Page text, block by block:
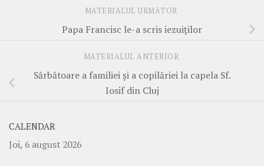
MATERIALUL URMĂTOR
Papa Francisc le-a scris iezuiţilor
MATERIALUL ANTERIOR
Sărbătoare a familiei şi a copilăriei la capela Sf.
Iosif din Cluj
CALENDAR
Joi, 6 august 2026